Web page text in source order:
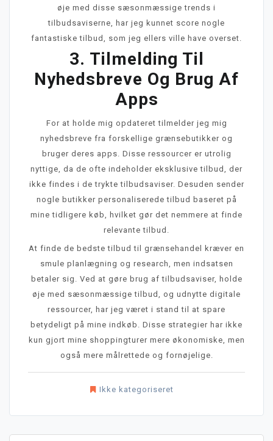
øje med disse sæsonmæssige trends i
tilbudsaviserne, har jeg kunnet score nogle
fantastiske tilbud, som jeg ellers ville have overset.
3. Tilmelding Til
Nyhedsbreve Og Brug Af
Apps
For at holde mig opdateret tilmelder jeg mig
nyhedsbreve fra forskellige grænsebutikker og
bruger deres apps. Disse ressourcer er utrolig
nyttige, da de ofte indeholder eksklusive tilbud, der
ikke findes i de trykte tilbudsaviser. Desuden sender
nogle butikker personaliserede tilbud baseret på
mine tidligere køb, hvilket gør det nemmere at finde
relevante tilbud.
At finde de bedste tilbud til grænsehandel kræver en
smule planlægning og research, men indsatsen
betaler sig. Ved at gøre brug af tilbudsaviser, holde
øje med sæsonmæssige tilbud, og udnytte digitale
ressourcer, har jeg været i stand til at spare
betydeligt på mine indkøb. Disse strategier har ikke
kun gjort mine shoppingturer mere økonomiske, men
også mere målrettede og fornøjelige.
Ikke kategoriseret